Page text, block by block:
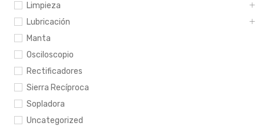
Limpieza
Lubricación
Manta
Osciloscopio
Rectificadores
Sierra Recíproca
Sopladora
Uncategorized